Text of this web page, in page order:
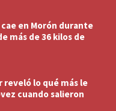
en Morón durante
más de 36 kilos de
reveló lo qué más le
cuando salieron